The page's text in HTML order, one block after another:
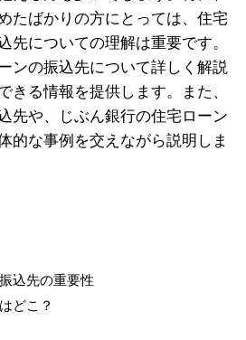
たばかりの方にとっては、住宅
先についての理解は重要です。
ンの振込先について詳しく解説
きる情報を提供します。また、
先や、じぶん銀行の住宅ローン
的な事例を交えながら説明しま
込先の重要性
どこ？